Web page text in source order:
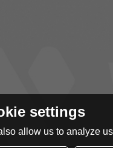
settings
allow us to analyze